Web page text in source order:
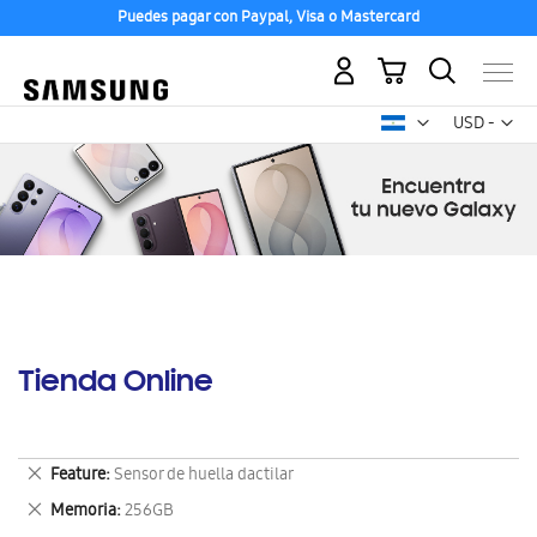
Puedes pagar con Paypal, Visa o Mastercard
USD -
dólar
Mi carrito
Tienda Online
Feature Sensor de huella dactilar
Eliminar
este
artículo
Memoria 256GB
Eliminar